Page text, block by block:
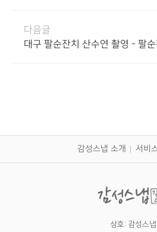
다음글
대구 팔순잔치 산수연 촬영 - 팔
감성스냅 소개 서비
상호: 감성스냅